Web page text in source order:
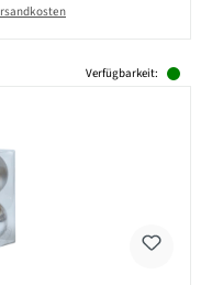
Verfügbarkeit: